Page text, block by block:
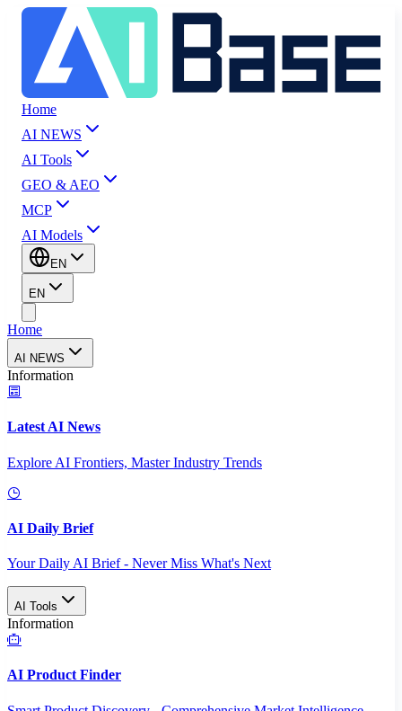
Home
AI NEWS
AI Tools
GEO & AEO
MCP
AI Models
EN
EN
Home
AI NEWS
Information
Latest AI News
Explore AI Frontiers, Master Industry Trends
AI Daily Brief
Your Daily AI Brief - Never Miss What's Next
AI Tools
Information
AI Product Finder